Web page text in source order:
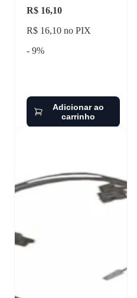
R$ 16,10
R$ 16,10 no PIX
- 9%
Adicionar ao
carrinho